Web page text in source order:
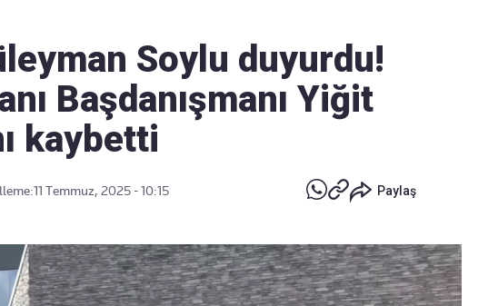
Soylu duyurdu!
Başdanışmanı Yiğit
kaybetti
11 Temmuz, 2025 - 10:15 Paylaş